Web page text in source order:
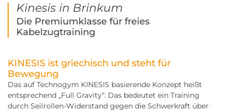
Kinesis in Brinkum
Die Premiumklasse für freies
Kabelzugtraining
KINESIS ist griechisch und steht für
Bewegung
Das auf Technogym KINESIS basierende Konzept heißt
entsprechend „Full Gravity“. Das bedeutet ein Training
durch Seilrollen-Widerstand gegen die Schwerkraft über